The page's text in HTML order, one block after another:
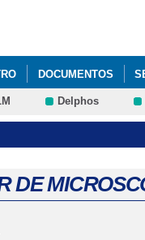
DOCUMENTOS
Delphos
DE